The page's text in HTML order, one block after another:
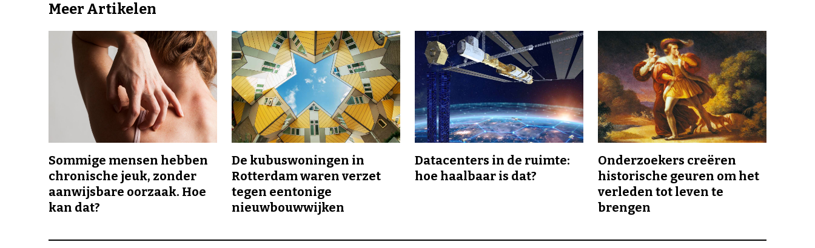
Meer Artikelen
Sommige mensen hebben
chronische jeuk, zonder
aanwijsbare oorzaak. Hoe
kan dat?
De kubuswoningen in
Rotterdam waren verzet
tegen eentonige
nieuwbouwwijken
Datacenters in de ruimte:
hoe haalbaar is dat?
Onderzoekers creëren
historische geuren om het
verleden tot leven te
brengen